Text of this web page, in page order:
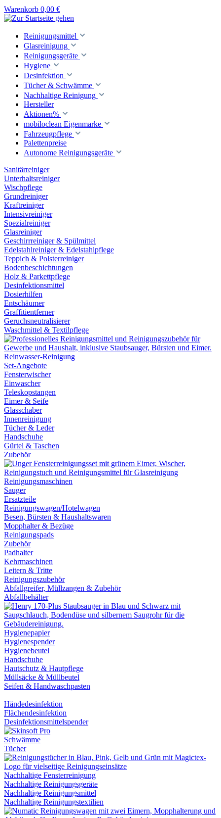
Warenkorb 0,00 €
Reinigungsmittel
Glasreinigung
Reinigungsgeräte
Hygiene
Desinfektion
Tücher & Schwämme
Nachhaltige Reinigung
Hersteller
Aktionen%
mobiloclean Eigenmarke
Fahrzeugpflege
Palettenpreise
Autonome Reinigungsgeräte
Sanitärreiniger
Unterhaltsreiniger
Wischpflege
Grundreiniger
Kraftreiniger
Intensivreiniger
Spezialreiniger
Glasreiniger
Geschirrreiniger & Spülmittel
Edelstahlreiniger & Edelstahlpflege
Teppich & Polsterreiniger
Bodenbeschichtungen
Holz & Parkettpflege
Desinfektionsmittel
Dosierhilfen
Entschäumer
Graffitientferner
Geruchsneutralisierer
Waschmittel & Textilpflege
Reinwasser-Reinigung
Set-Angebote
Fensterwischer
Einwascher
Teleskopstangen
Eimer & Seife
Glasschaber
Innenreinigung
Tücher & Leder
Handschuhe
Gürtel & Taschen
Zubehör
Reinigungsmaschinen
Sauger
Ersatzteile
Reinigungswagen/Hotelwagen
Besen, Bürsten & Haushaltswaren
Mopphalter & Bezüge
Reinigungspads
Zubehör
Padhalter
Kehrmaschinen
Leitern & Tritte
Reinigungszubehör
Abfallgreifer, Müllzangen & Zubehör
Abfallbehälter
Hygienepapier
Hygienespender
Hygienebeutel
Handschuhe
Hautschutz & Hautpflege
Müllsäcke & Müllbeutel
Seifen & Handwaschpasten
Händedesinfektion
Flächendesinfektion
Desinfektionsmittelspender
Schwämme
Tücher
Nachhaltige Fensterreinigung
Nachhaltige Reinigungsgeräte
Nachhaltige Reinigungsmittel
Nachhaltige Reinigungstextilien